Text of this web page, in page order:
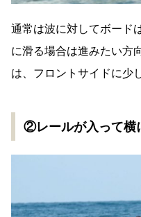
通常は波に対してボード
に滑る場合は進みたい方
は、フロントサイドに少
②レールが入って横